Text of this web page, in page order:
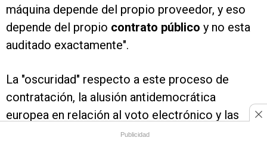
máquina depende del propio proveedor, y eso
depende del propio contrato público y no esta
auditado exactamente".
La "oscuridad" respecto a este proceso de
contratación, la alusión antidemocrática
europea en relación al voto electrónico y las
quejas presentadas a las entidades judiciales,
Publicidad